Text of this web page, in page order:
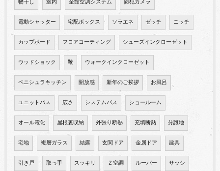
電動シャッター 宅配ボックス ソラエネ ゼッチ ニッチ
カップボード フロアコーティング シューズインクローゼット
ウッドショック 靴 ウォークインクローゼット
ペニシュラキッチン 開放感 新年のご挨拶 お風呂
ユニットバス 広さ システムバス ショールーム
オール電化 屋根裏収納 外張り断熱 充填断熱 分譲地
宅地 複層ガラス 結露 玄関ドア 金属ドア 建具
引き戸 取っ手 スッキリ Ｚ空調 ルーバー サッシ